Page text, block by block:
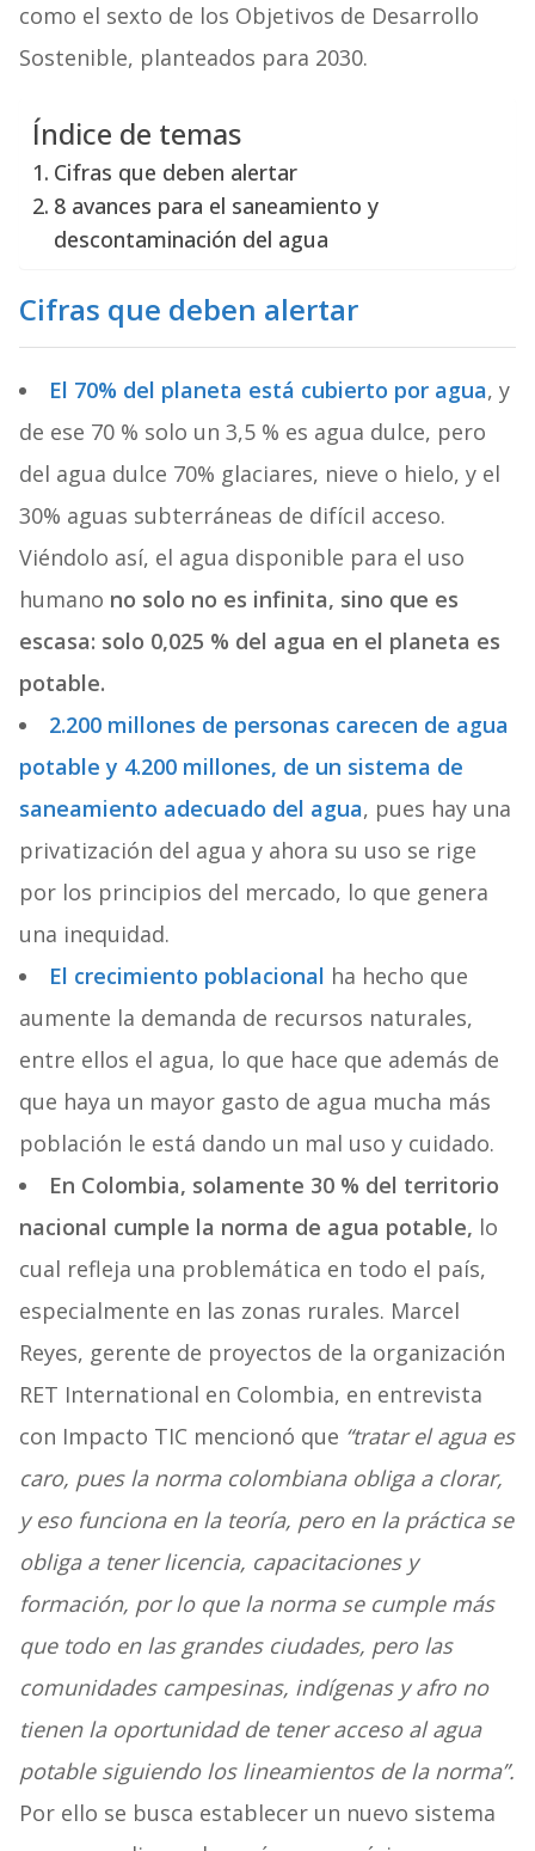
como el sexto de los Objetivos de Desarrollo
Sostenible, planteados para 2030.
Índice de temas
Cifras que deben alertar
8 avances para el saneamiento y
descontaminación del agua
Cifras que deben alertar
El 70% del planeta está cubierto por agua, y
de ese 70 % solo un 3,5 % es agua dulce, pero
del agua dulce 70% glaciares, nieve o hielo, y el
30% aguas subterráneas de difícil acceso.
Viéndolo así, el agua disponible para el uso
humano no solo no es infinita, sino que es
escasa: solo 0,025 % del agua en el planeta es
potable.
2.200 millones de personas carecen de agua
potable y 4.200 millones, de un sistema de
saneamiento adecuado del agua, pues hay una
privatización del agua y ahora su uso se rige
por los principios del mercado, lo que genera
una inequidad.
El crecimiento poblacional ha hecho que
aumente la demanda de recursos naturales,
entre ellos el agua, lo que hace que además de
que haya un mayor gasto de agua mucha más
población le está dando un mal uso y cuidado.
En Colombia, solamente 30 % del territorio
nacional cumple la norma de agua potable, lo
cual refleja una problemática en todo el país,
especialmente en las zonas rurales. Marcel
Reyes, gerente de proyectos de la organización
RET International en Colombia, en entrevista
con Impacto TIC mencionó que “tratar el agua es
caro, pues la norma colombiana obliga a clorar,
y eso funciona en la teoría, pero en la práctica se
obliga a tener licencia, capacitaciones y
formación, por lo que la norma se cumple más
que todo en las grandes ciudades, pero las
comunidades campesinas, indígenas y afro no
tienen la oportunidad de tener acceso al agua
potable siguiendo los lineamientos de la norma”.
Por ello se busca establecer un nuevo sistema